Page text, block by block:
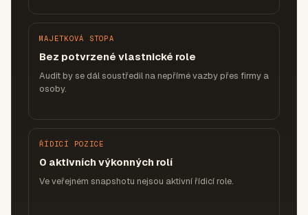
MAJETKOVÁ STOPA
Bez potvrzené vlastnické role
Audit by se dál soustředil na nepřímé vazby přes firmy a
osoby.
ŘÍDICÍ POZICE
0 aktivních výkonných rolí
Ve veřejném snapshotu nejsou aktivní řídicí role.